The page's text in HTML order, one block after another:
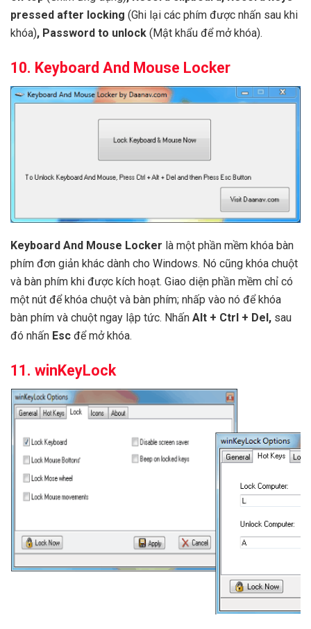
pressed after locking (Ghi lại các phím được nhấn sau khi
khóa), Password to unlock (Mật khẩu để mở khóa).
10. Keyboard And Mouse Locker
Keyboard And Mouse Locker là một phần mềm khóa bàn
phím đơn giản khác dành cho Windows. Nó cũng khóa chuột
và bàn phím khi được kích hoạt. Giao diện phần mềm chỉ có
một nút để khóa chuột và bàn phím; nhấp vào nó để khóa
bàn phím và chuột ngay lập tức. Nhấn Alt + Ctrl + Del, sau
đó nhấn Esc để mở khóa.
11. winKeyLock